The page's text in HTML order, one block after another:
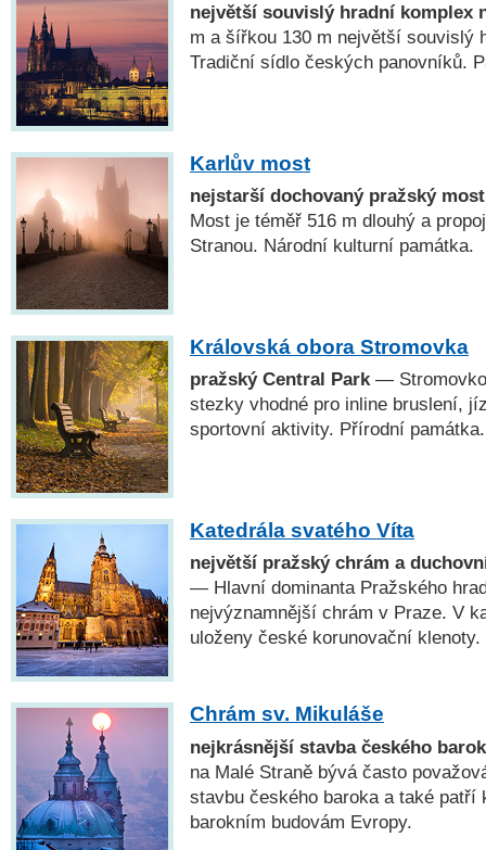
největší souvislý hradní komplex
m a šířkou 130 m největší souvislý
Tradiční sídlo českých panovníků.
Karlův most
nejstarší dochovaný pražský
Most je téměř 516 m dlouhý a
Stranou. Národní kulturní památka.
Královská obora Stromovka
pražský Central Park —
stezky vhodné pro inline bruslení,
sportovní aktivity. Přírodní památka.
Katedrála svatého Víta
největší pražský chrám a
— Hlavní dominanta Pražského
nejvýznamnější chrám v Praze. V
uloženy české korunovační klenoty.
Chrám sv. Mikuláše
nejkrásnější stavba českého
na Malé Straně bývá často
stavbu českého baroka a také patří
barokním budovám Evropy.